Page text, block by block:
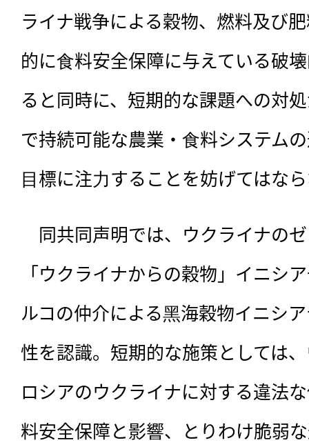
ライナ戦争による穀物、燃料及び
的に⾷料安全保障に与えている破
ると同時に、短期的な課題への対
で持続可能な農業・⾷料システム
⽬標に注⼒することを妨げてはな
同共同声明では、 ウクライナの
「ウクライナからの穀物」イニシ
ルコの仲介による⿊海穀物イニシ
性を認識。短期的な施策としては
ロシアのウクライナに対する違法
料安全保障と影響、とりわけ脆弱